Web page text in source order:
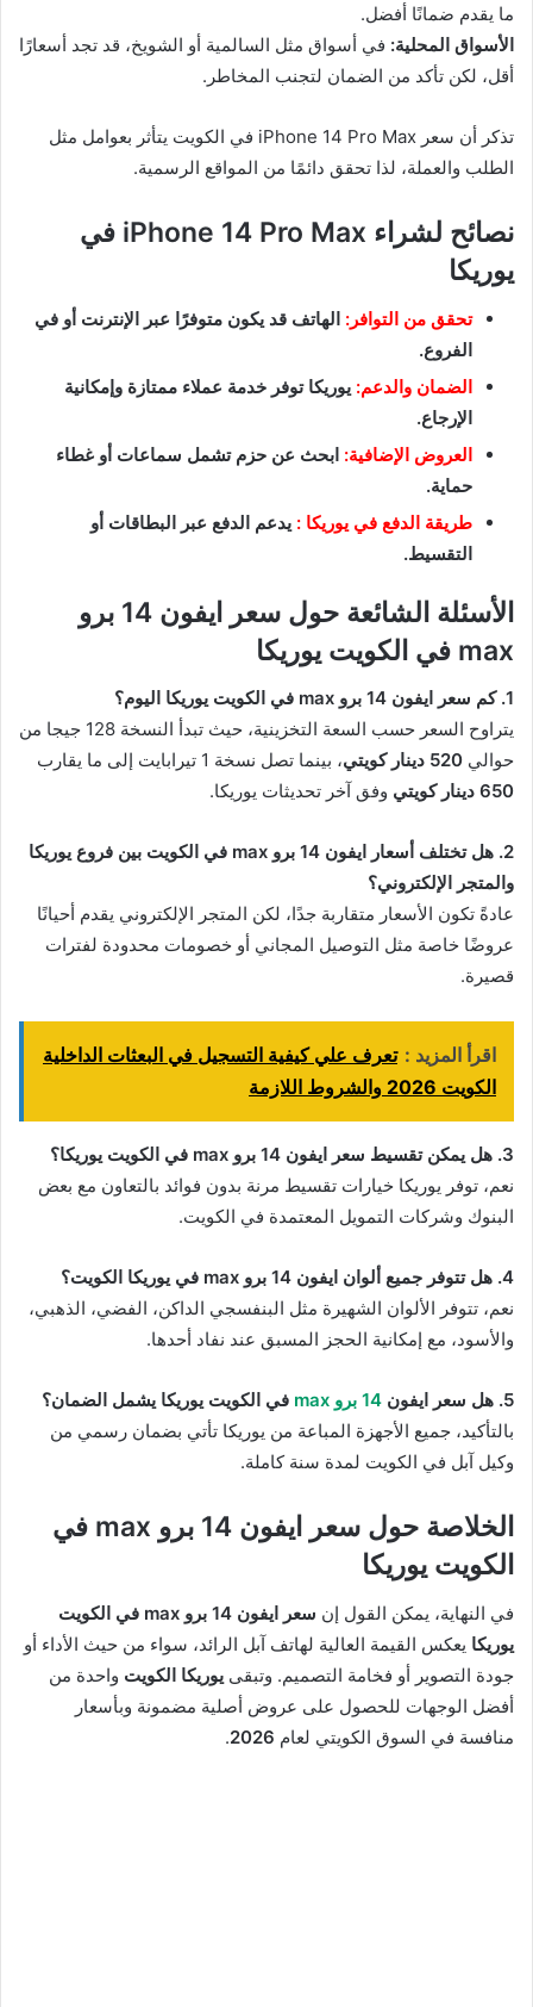
ما يقدم ضمانًا أفضل.
الأسواق المحلية: في أسواق مثل السالمية أو الشويخ، قد تجد أسعارًا
أقل، لكن تأكد من الضمان لتجنب المخاطر.
تذكر أن سعر iPhone 14 Pro Max في الكويت يتأثر بعوامل مثل
الطلب والعملة، لذا تحقق دائمًا من المواقع الرسمية.
نصائح لشراء iPhone 14 Pro Max في
يوريكا
تحقق من التوافر: الهاتف قد يكون متوفرًا عبر الإنترنت أو في
الفروع.
الضمان والدعم: يوريكا توفر خدمة عملاء ممتازة وإمكانية
الإرجاع.
العروض الإضافية: ابحث عن حزم تشمل سماعات أو غطاء
حماية.
طريقة الدفع في يوريكا : يدعم الدفع عبر البطاقات أو
التقسيط.
الأسئلة الشائعة حول سعر ايفون 14 برو
max في الكويت يوريكا
1. كم سعر ايفون 14 برو max في الكويت يوريكا اليوم؟
يتراوح السعر حسب السعة التخزينية، حيث تبدأ النسخة 128 جيجا من
حوالي 520 دينار كويتي
، بينما تصل نسخة 1 تيرابايت إلى ما يقارب
650 دينار كويتي
وفق آخر تحديثات يوريكا.
2. هل تختلف أسعار ايفون 14 برو max في الكويت بين فروع يوريكا
والمتجر الإلكتروني؟
عادةً تكون الأسعار متقاربة جدًا، لكن المتجر الإلكتروني يقدم أحيانًا
عروضًا خاصة مثل التوصيل المجاني أو خصومات محدودة لفترات
قصيرة.
اقرأ المزيد : تعرف علي كيفية التسجيل في البعثات الداخلية
الكويت 2026 والشروط اللازمة
3. هل يمكن تقسيط سعر ايفون 14 برو max في الكويت يوريكا؟
نعم، توفر يوريكا خيارات تقسيط مرنة بدون فوائد بالتعاون مع بعض
البنوك وشركات التمويل المعتمدة في الكويت.
4. هل تتوفر جميع ألوان ايفون 14 برو max في يوريكا الكويت؟
نعم، تتوفر الألوان الشهيرة مثل البنفسجي الداكن، الفضي، الذهبي،
والأسود، مع إمكانية الحجز المسبق عند نفاد أحدها.
5. هل سعر ايفون 14 برو max
في الكويت يوريكا يشمل الضمان؟
بالتأكيد، جميع الأجهزة المباعة من يوريكا تأتي بضمان رسمي من
وكيل آبل في الكويت لمدة سنة كاملة.
الخلاصة حول سعر ايفون 14 برو max في
الكويت يوريكا
في النهاية، يمكن القول إن
سعر ايفون 14 برو max في الكويت
يوريكا يعكس القيمة العالية لهاتف آبل الرائد، سواء من حيث الأداء أو
جودة التصوير أو فخامة التصميم. وتبقى يوريكا الكويت واحدة من
أفضل الوجهات للحصول على عروض أصلية مضمونة وبأسعار
منافسة في السوق الكويتي لعام 2026
.